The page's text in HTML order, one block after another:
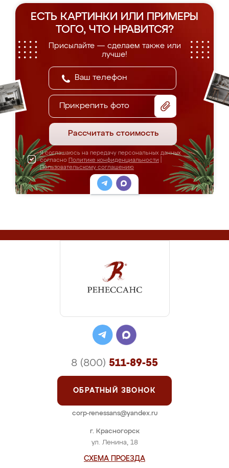
ЕСТЬ КАРТИНКИ ИЛИ ПРИМЕРЫ
ТОГО, ЧТО НРАВИТСЯ?
Присылайте — сделаем также или
лучше!
Прикрепить фото
Рассчитать стоимость
Я соглашаюсь на передачу персональных данных
согласно Политике конфиденциальности
Пользовательскому соглашению
г. Красногорск
ул. Ленина, 18
СХЕМА ПРОЕЗДА
8 (800) 511-89-55
ОБРАТНЫЙ ЗВОНОК
corp-renessans@yandex.ru